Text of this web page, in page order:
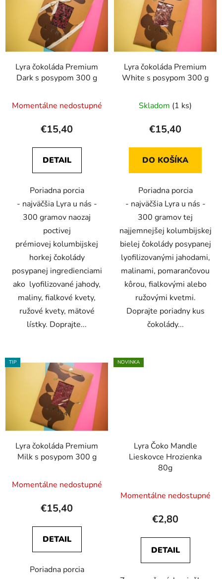
Lyra čokoláda Premium
Dark s posypom 300 g
Momentálne nedostupné
€15,40
DETAIL
Poriadna porcia
- najväčšia Lyra u nás -
300 gramov naozaj
poctivej
prémiovej kolumbijskej
horkej čokolády
posypanej ingredienciami
ako lyofilizované jahody,
maliny, fialkové kvety,
ružové kvety, mätové
lístky. Doprajte...
Lyra čokoláda Premium
White s posypom 300 g
Skladom (1 ks)
€15,40
DO KOŠÍKA
Poriadna porcia
- najväčšia Lyra u nás -
300 gramov tej
najjemnejšej kolumbijskej
bielej čokolády posypanej
lyofilizovanými jahodami,
malinami, pomarančovou
kôrou, fialkovými alebo
ružovými kvetmi.
Doprajte poriadny kus
čokolády...
TIP
Lyra čokoláda Premium
Milk s posypom 300 g
Momentálne nedostupné
€15,40
DETAIL
Poriadna porcia
NOVINKA
Lyra Čoko Mandle
Lieskovce Hrozienka
80g
Momentálne nedostupné
€2,80
DETAIL